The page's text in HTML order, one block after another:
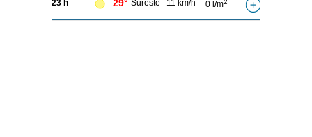
23 h 29° Sureste 11 km/h 0 l/m2